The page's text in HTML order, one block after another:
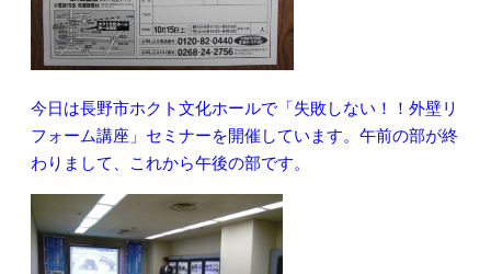
今日は長野市ホクト文化ホールで「失敗しない！！外壁リ
フォーム講座」セミナーを開催しています。午前の部が終
わりまして、これから午後の部です。